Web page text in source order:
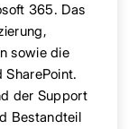
365. Das
sowie die
der Support
Bestandteil